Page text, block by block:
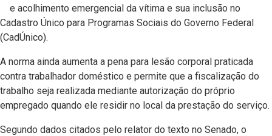
e acolhimento emergencial da vítima e sua inclusão no
Cadastro Único para Programas Sociais do Governo Federal
(CadÚnico).
A norma ainda aumenta a pena para lesão corporal praticada
contra trabalhador doméstico e permite que a fiscalização do
trabalho seja realizada mediante autorização do próprio
empregado quando ele residir no local da prestação do serviço.
Segundo dados citados pelo relator do texto no Senado, o